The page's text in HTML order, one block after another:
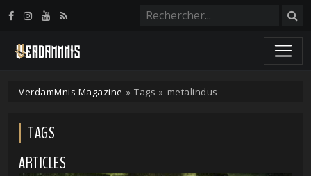
VerdamMnis Magazine » Tags » metalindus
TAGS
ARTICLES
Panneau de gestion des cookies